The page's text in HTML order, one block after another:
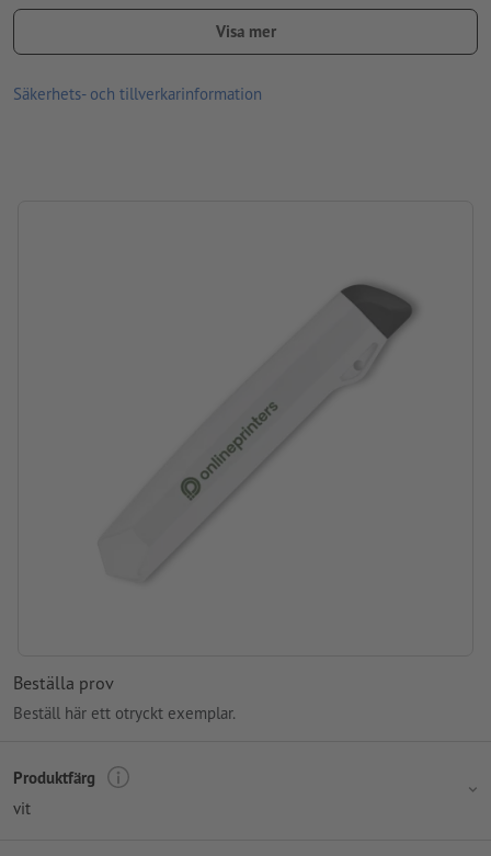
de faktiska produktfärgerna på grund av ljusförhållanden eller
bildskärmsinställningar.
Bearbetning: Tampongtryck
Visa mer
Säkerhets- och tillverkarinformation
Beställa prov
Beställ här ett otryckt exemplar.
Produktfärg
vit